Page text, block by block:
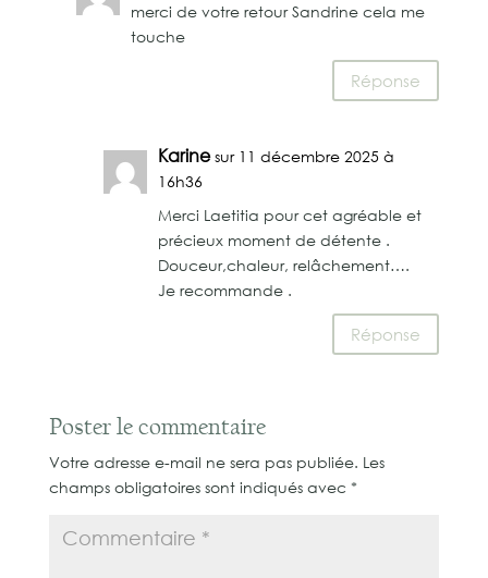
merci de votre retour Sandrine cela me
touche
Réponse
Karine sur 11 décembre 2025 à
16h36
Merci Laetitia pour cet agréable et
précieux moment de détente .
Douceur,chaleur, relâchement….
Je recommande .
Réponse
Poster le commentaire
Votre adresse e-mail ne sera pas publiée. Les
champs obligatoires sont indiqués avec *